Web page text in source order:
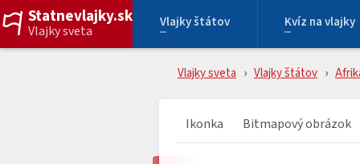
Statnevlajky.sk
Vlajky sveta
Vlajky štátov Kvíz na vlajky
Vlajky sveta Vlajky štátov
Ikonka Bitmapový obrázok